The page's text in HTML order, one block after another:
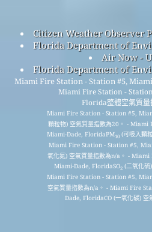
Citizen Weather Observer
Florida Department of
Air Now -
Florida Department of
Miami Fire Station - Station #5,
Miami Fire Station -
Florida整體空氣質量
Miami Fire Station - Station #5,
顆粒物) 空氣質量指數為20。 -
Miami-Dade, FloridaPM10 (可吸入顆
Miami Fire Station - Station #5,
氧化氮) 空氣質量指數為n/a。 -
Miami-Dade, FloridaSO2 (二氧化
Miami Fire Station - Station #5,
空氣質量指數為n/a。 - Miami Fire
Dade, FloridaCO (一氧化碳) 空